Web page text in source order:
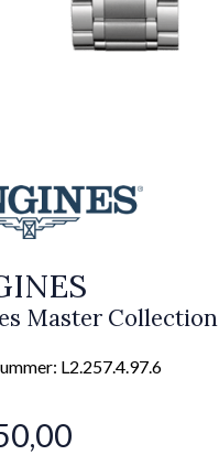
Master Collection
L2.257.4.97.6